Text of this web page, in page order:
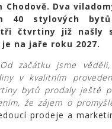
Dva
40 stylových
čtvrtiny již našly
na jaře roku 2027.
začátku jsme
v kvalitním
bytů prodaly ještě
že zájem o
prodeje a